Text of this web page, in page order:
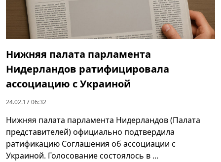
Нижняя палата парламента
Нидерландов ратифицировала
ассоциацию с Украиной
24.02.17 06:32
Нижняя палата парламента Нидерландов (Палата
представителей) официально подтвердила
ратификацию Соглашения об ассоциации с
Украиной. Голосование состоялось в ...